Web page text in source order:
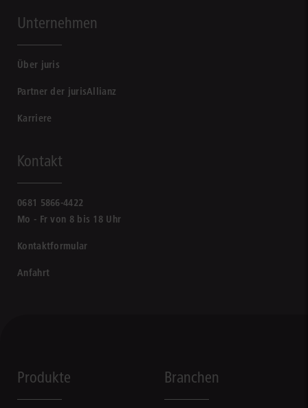
Unternehmen
Über juris
Partner der jurisAllianz
Karriere
Kontakt
0681 5866-4422
Mo - Fr von 8 bis 18 Uhr
Kontaktformular
Anfahrt
Produkte Branchen